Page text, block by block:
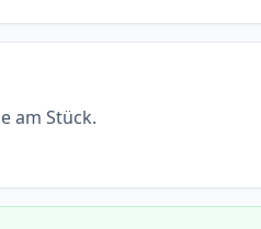
am Stück.